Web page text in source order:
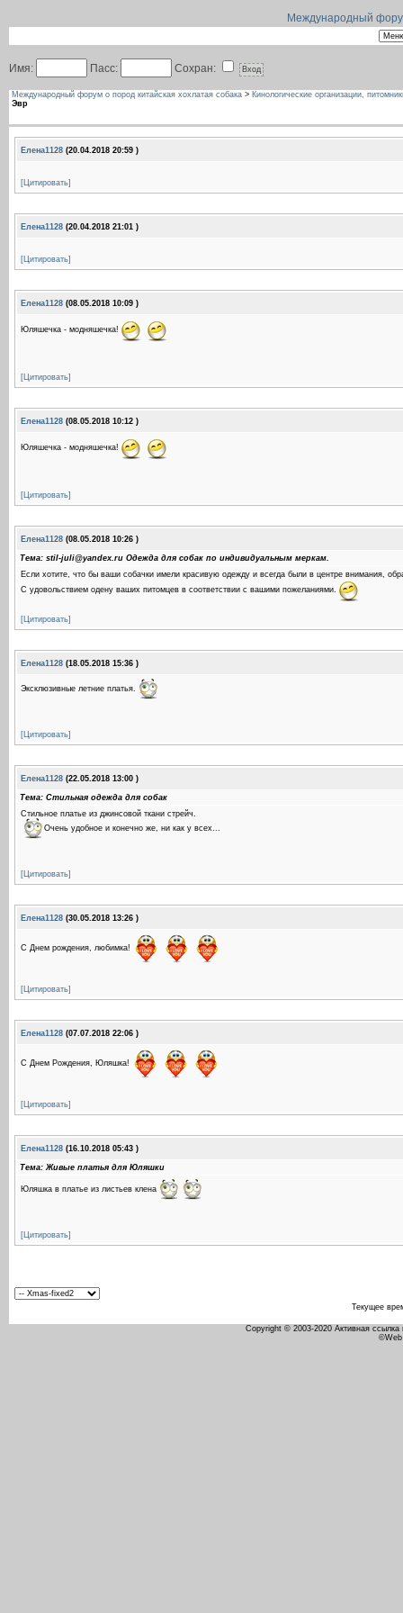
Международный
Имя: Пасс: Сохран:
Международный форум о пород китайская хохлатая собака > Кинологические организации,
Эвр
Елена1128 (20.04.2018 20:59 )
[Цитировать]
Елена1128 (20.04.2018 21:01 )
[Цитировать]
Елена1128 (08.05.2018 10:09 )
Юляшечка - модняшечка!
[Цитировать]
Елена1128 (08.05.2018 10:12 )
Юляшечка - модняшечка!
[Цитировать]
Елена1128 (08.05.2018 10:26 )
Тема: stil-juli@yandex.ru Одежда для собак по индивидуальным меркам.
Если хотите, что бы ваши собачки имели красивую одежду и всегда были в центре внимания,
С удовольствием одену ваших питомцев в соответствии с вашими пожеланиями.
[Цитировать]
Елена1128 (18.05.2018 15:36 )
Эксклюзивные летние платья.
[Цитировать]
Елена1128 (22.05.2018 13:00 )
Тема: Стильная одежда для собак
Стильное платье из джинсовой ткани стрейч.
Очень удобное и конечно же, ни как у всех...
[Цитировать]
Елена1128 (30.05.2018 13:26 )
С Днем рождения, любимка!
[Цитировать]
Елена1128 (07.07.2018 22:06 )
С Днем Рождения, Юляшка!
[Цитировать]
Елена1128 (16.10.2018 05:43 )
Тема: Живые платья для Юляшки
Юляшка в платье из листьев клена
[Цитировать]
Текущее
Copyright © 2003-2020 Активная ссылка